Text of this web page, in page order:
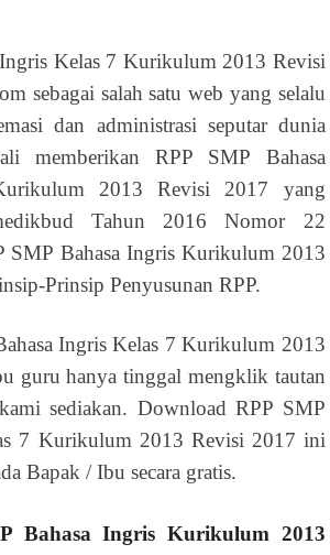
Kelas 7 Kurikulum 2013 Revisi
sebagai salah satu web yang selalu
dan administrasi seputar dunia
memberikan RPP SMP Bahasa
2013 Revisi 2017 yang
Tahun 2016 Nomor 22
SMP Bahasa Ingris Kurikulum 2013
Prinsip Penyusunan RPP.
Ingris Kelas 7 Kurikulum 2013
guru hanya tinggal mengklik tautan
sediakan. Download RPP SMP
7 Kurikulum 2013 Revisi 2017 ini
Bapak / Ibu secara gratis.
Bahasa Ingris Kurikulum 2013